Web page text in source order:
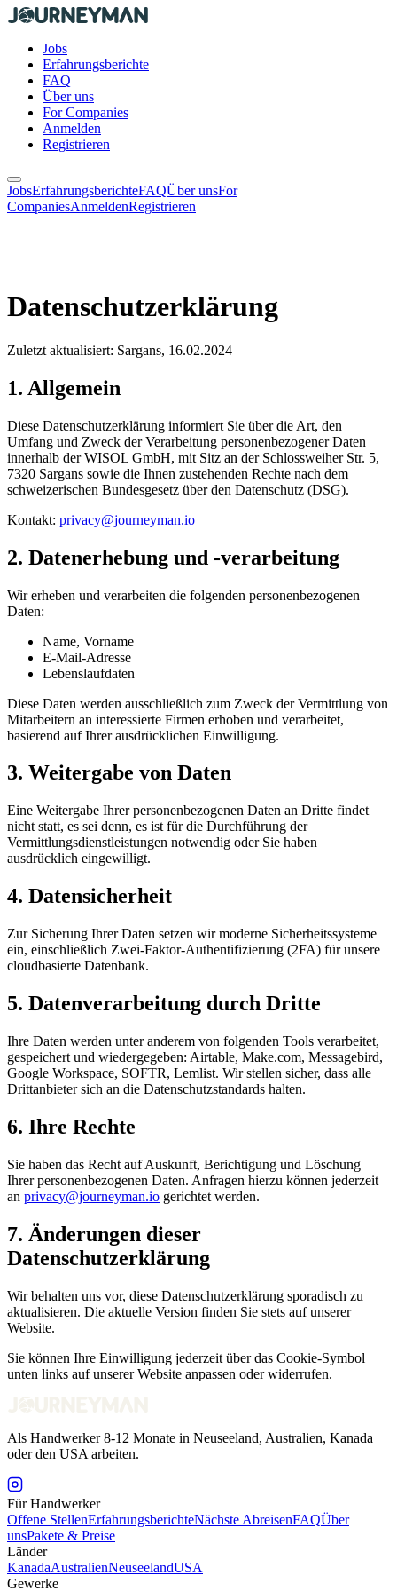
Jobs
Erfahrungsberichte
FAQ
Über uns
For Companies
Anmelden
Registrieren
JobsErfahrungsberichteFAQÜber unsFor
CompaniesAnmeldenRegistrieren
Datenschutzerklärung
Zuletzt aktualisiert: Sargans, 16.02.2024
1. Allgemein
Diese Datenschutzerklärung informiert Sie über die Art, den
Umfang und Zweck der Verarbeitung personenbezogener Daten
innerhalb der WISOL GmbH, mit Sitz an der Schlossweiher Str. 5,
7320 Sargans sowie die Ihnen zustehenden Rechte nach dem
schweizerischen Bundesgesetz über den Datenschutz (DSG).
Kontakt: privacy@journeyman.io
2. Datenerhebung und -verarbeitung
Wir erheben und verarbeiten die folgenden personenbezogenen
Daten:
Name, Vorname
E-Mail-Adresse
Lebenslaufdaten
Diese Daten werden ausschließlich zum Zweck der Vermittlung von
Mitarbeitern an interessierte Firmen erhoben und verarbeitet,
basierend auf Ihrer ausdrücklichen Einwilligung.
3. Weitergabe von Daten
Eine Weitergabe Ihrer personenbezogenen Daten an Dritte findet
nicht statt, es sei denn, es ist für die Durchführung der
Vermittlungsdienstleistungen notwendig oder Sie haben
ausdrücklich eingewilligt.
4. Datensicherheit
Zur Sicherung Ihrer Daten setzen wir moderne Sicherheitssysteme
ein, einschließlich Zwei-Faktor-Authentifizierung (2FA) für unsere
cloudbasierte Datenbank.
5. Datenverarbeitung durch Dritte
Ihre Daten werden unter anderem von folgenden Tools verarbeitet,
gespeichert und wiedergegeben: Airtable, Make.com, Messagebird,
Google Workspace, SOFTR, Lemlist. Wir stellen sicher, dass alle
Drittanbieter sich an die Datenschutzstandards halten.
6. Ihre Rechte
Sie haben das Recht auf Auskunft, Berichtigung und Löschung
Ihrer personenbezogenen Daten. Anfragen hierzu können jederzeit
an privacy@journeyman.io gerichtet werden.
7. Änderungen dieser
Datenschutzerklärung
Wir behalten uns vor, diese Datenschutzerklärung sporadisch zu
aktualisieren. Die aktuelle Version finden Sie stets auf unserer
Website.
Sie können Ihre Einwilligung jederzeit über das Cookie-Symbol
unten links auf unserer Website anpassen oder widerrufen.
Als Handwerker 8-12 Monate in Neuseeland, Australien, Kanada
oder den USA arbeiten.
Für Handwerker
Offene StellenErfahrungsberichteNächste AbreisenFAQÜber
unsPakete & Preise
Länder
KanadaAustralienNeuseelandUSA
Gewerke